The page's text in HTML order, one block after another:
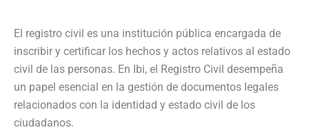
El registro civil es una institución pública encargada de
inscribir y certificar los hechos y actos relativos al estado
civil de las personas. En Ibi, el Registro Civil desempeña
un papel esencial en la gestión de documentos legales
relacionados con la identidad y estado civil de los
ciudadanos.